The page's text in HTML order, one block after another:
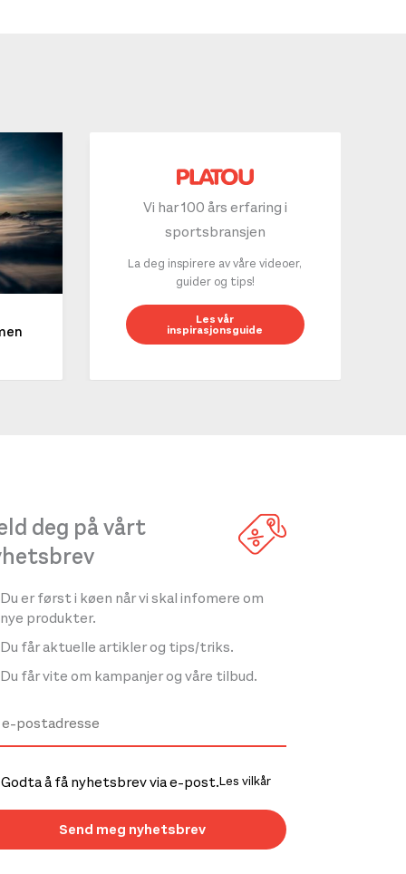
Vi har 100 års erfaring i
sportsbransjen
La deg inspirere av våre videoer,
guider og tips!
Les vår
inspirasjonsguide
deg på vårt
Du er først i køen når vi skal infomere om
nye produkter.
Du får aktuelle artikler og tips/triks.
Du får vite om kampanjer og våre tilbud.
Godta å få nyhetsbrev via e-post.Les vilkår